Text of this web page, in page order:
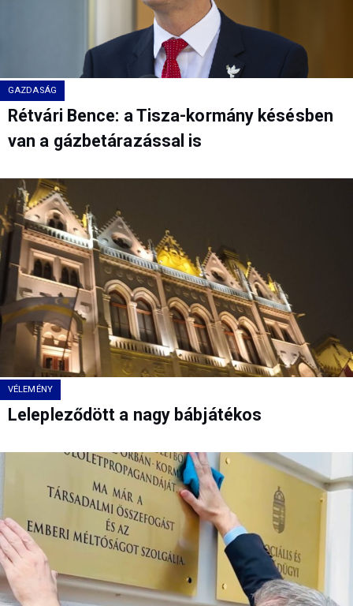
GAZDASÁG
Rétvári Bence: a Tisza-kormány késésben
van a gázbetárazással is
VÉLEMÉNY
Lelepleződött a nagy bábjátékos